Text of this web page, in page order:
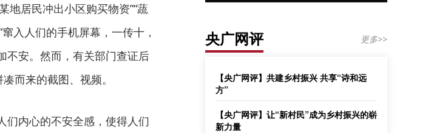
地居民冲出小区购买物资”“蔬
入人们的手机屏幕，一传十，
不安。然而，有关部门查证后
而来的截图、视频。
们内心的不安全感，使得人们
央广网评 更多>>
【央广网评】共建乡村振兴 共享“诗和远
方”
【央广网评】让“新村民”成为乡村振兴的崭
新力量